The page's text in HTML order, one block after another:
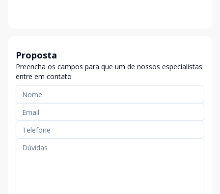
Proposta
Preencha os campos para que um de nossos especialistas
entre em contato